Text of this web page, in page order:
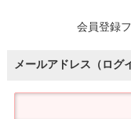
会員登録
メールアドレス（ログ